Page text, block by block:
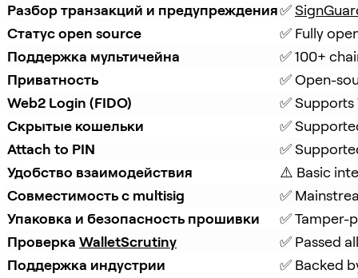
Разбор транзакций и предупреждения✅
Статус open source
✅ Fully
Поддержка мультичейна
✅ 100+
Приватность
✅ Open-
Web2 Login (FIDO)
✅
Скрытые кошельки
✅
Attach to PIN
✅
Удобство взаимодействия
⚠️ Basic
Совместимость с multisig
✅
Упаковка и безопасность прошивки
✅
Проверка WalletScrutiny
✅ Passed
Поддержка индустрии
✅ Backed